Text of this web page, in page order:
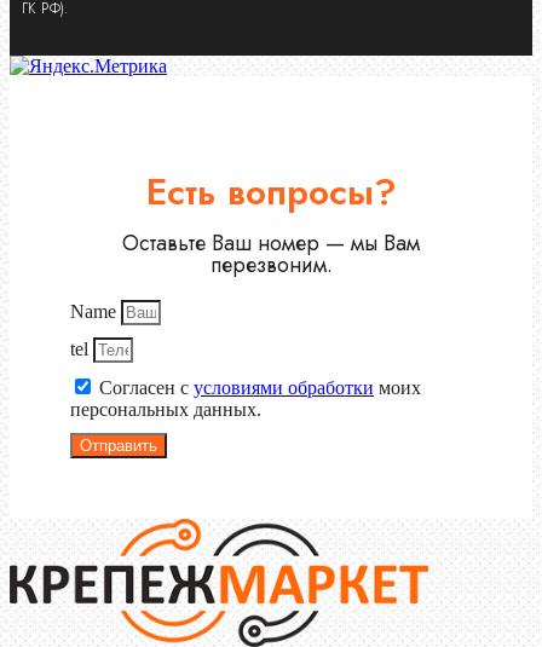
ГК РФ).
Есть вопросы?
Оставьте Ваш номер — мы Вам
перезвоним.
Name
tel
Согласен с условиями обработки моих
персональных данных.
Отправить